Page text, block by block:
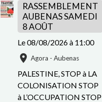
RASSEMBLEMENT
AUBENAS SAMEDI
8 AOÛT
Le 08/08/2026à 11:00
Agora - Aubenas
PALESTINE, STOP à LA
COLONISATION STOP
à L’OCCUPATION STOP